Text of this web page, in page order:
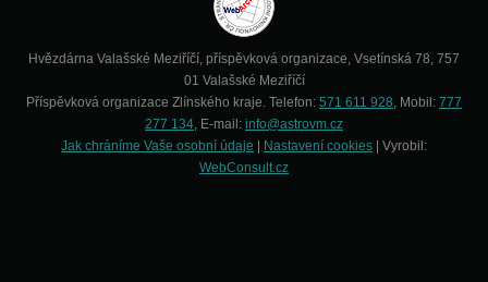
Hvězdárna Valašské Meziříčí, příspěvková organizace, Vsetínská 78, 757
01 Valašské Meziříčí
Příspěvková organizace Zlínského kraje. Telefon: 571 611 928, Mobil: 777
277 134, E-mail: info@astrovm.cz
Jak chráníme Vaše osobní údaje
Nastavení cookies | Vyrobil:
WebConsult.cz